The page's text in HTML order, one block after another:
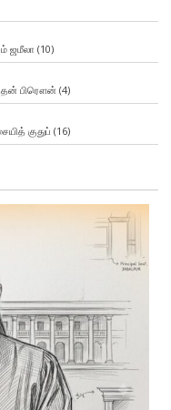
ஜமீலா (10)
பிரௌன் (4)
குதுப் (16)